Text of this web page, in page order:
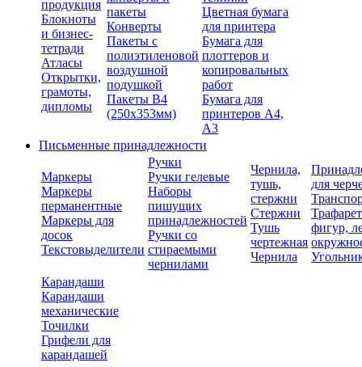
продукция
Блокноты
и бизнес-
тетради
Атласы
Открытки,
грамоты,
дипломы
пакеты
Конверты
Пакеты с
полиэтиленовой
воздушной
подушкой
Пакеты В4
(250х353мм)
Цветная бумага
для принтера
Бумага для
плоттеров и
копировальных
работ
Бумага для
принтеров А4,
А3
Письменные принадлежности
Маркеры
Маркеры
перманентные
Маркеры для
досок
Текстовыделители
Ручки
Ручки гелевые
Наборы
пишущих
принадлежностей
Ручки со
стираемыми
чернилами
Чернила,
тушь,
стержни
Стержни
Тушь
чертежная
Чернила
для
фигур,
Карандаши
Карандаши
механические
Точилки
Грифели для
карандашей